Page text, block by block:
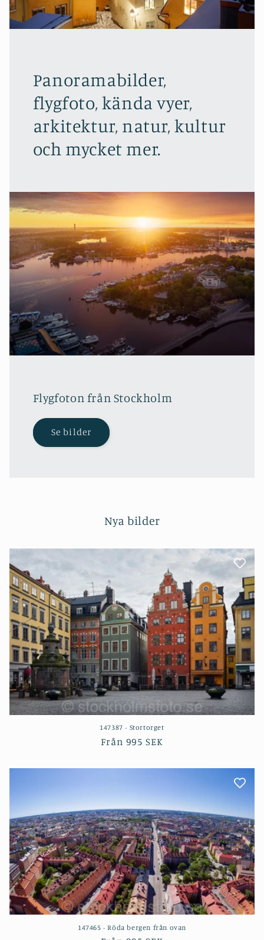
Panoramabilder,
flygfoto, kända vyer,
arkitektur, natur, kultur
och mycket mer.
Flygfoton från Stockholm
Se bilder
Nya bilder
147387 - Stortorget
Ordinarie
Från995 SEK
147465 - Röda bergen från ovan